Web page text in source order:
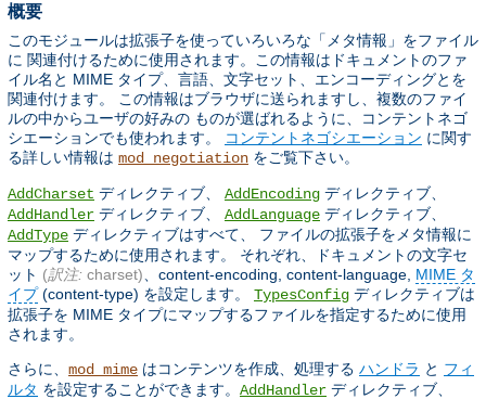
概要
このモジュールは拡張子を使っていろいろな「メタ情報」をファイル
に 関連付けるために使用されます。この情報はドキュメントのファ
イル名と MIME タイプ、言語、文字セット、エンコーディングとを
関連付けます。 この情報はブラウザに送られますし、複数のファイ
ルの中からユーザの好みの ものが選ばれるように、コンテントネゴ
シエーションでも使われます。
コンテントネゴシエーション に関す
る詳しい情報は mod_negotiation をご覧下さい。
AddCharset ディレクティブ、 AddEncoding ディレクティブ、
AddHandler ディレクティブ、 AddLanguage ディレクティブ、
AddType ディレクティブはすべて、 ファイルの拡張子をメタ情報に
マップするために使用されます。 それぞれ、ドキュメントの文字セ
ット (訳注: charset) 、content-encoding, content-language, MIME タ
イプ(content-type) を設定します。 TypesConfig ディレクティブは
拡張子を MIME タイプにマップするファイルを指定するために使用
されます。
さらに、 mod_mime はコンテンツを作成、処理する ハンドラ と フィ
ルタ を設定することができます。 AddHandler ディレクティブ、